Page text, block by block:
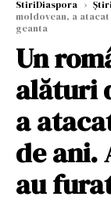
StiriDiaspora › Știri
moldovean, a
geanta
Un
alături
a
de ani.
au